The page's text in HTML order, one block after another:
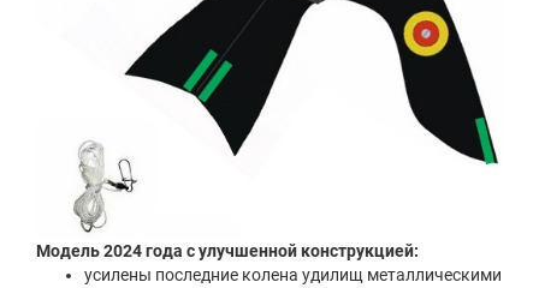
Модель 2024 года с улучшенной конструкцией:
усилены последние колена удилищ металлическими